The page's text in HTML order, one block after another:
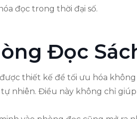
đọc trong thời đại số.
Đọc
thiết kế để tối ưu hóa
nhiên. Điều này không chỉ